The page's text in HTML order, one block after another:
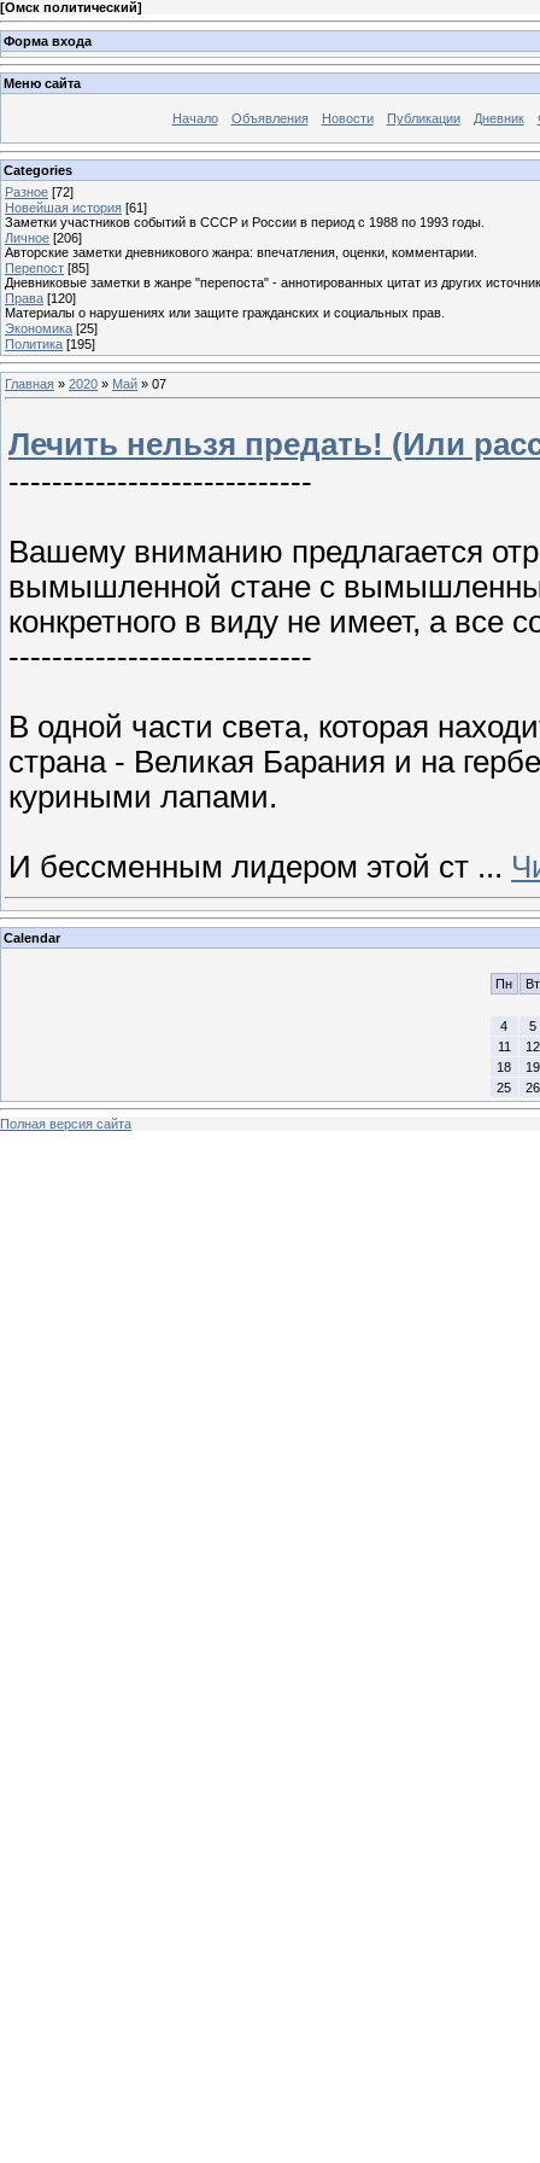
[Омск политический]
Форма входа
Меню сайта
Начало Объявления Новости Публикации Дневник
Categories
Разное [72]
Новейшая история [61]
Заметки участников событий в СССР и России в период с 1988 по 1993 годы.
Личное [206]
Авторские заметки дневникового жанра: впечатления, оценки, комментарии.
Перепост [85]
Дневниковые заметки в жанре "перепоста" - аннотированных цитат из других
Права [120]
Материалы о нарушениях или защите гражданских и социальных прав.
Экономика [25]
Политика [195]
Главная » 2020 » Май » 07
Лечить нельзя предать! (Или
----------------------------
Вашему вниманию предлагается
вымышленной стане с
конкретного в виду не имеет, а
----------------------------
В одной части света, которая
страна - Великая Барания и на
куриными лапами.
И бессменным лидером этой ст ...
Calendar
Пн Вт
4
5
11
12
18
19
25
26
Полная версия сайта